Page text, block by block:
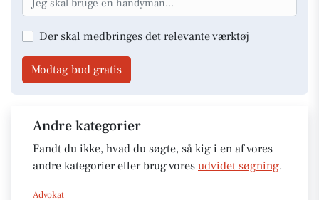
Der skal medbringes det relevante værktøj
Modtag bud gratis
Andre kategorier
Fandt du ikke, hvad du søgte, så kig i en af vores
andre kategorier eller brug vores udvidet søgning.
Advokat